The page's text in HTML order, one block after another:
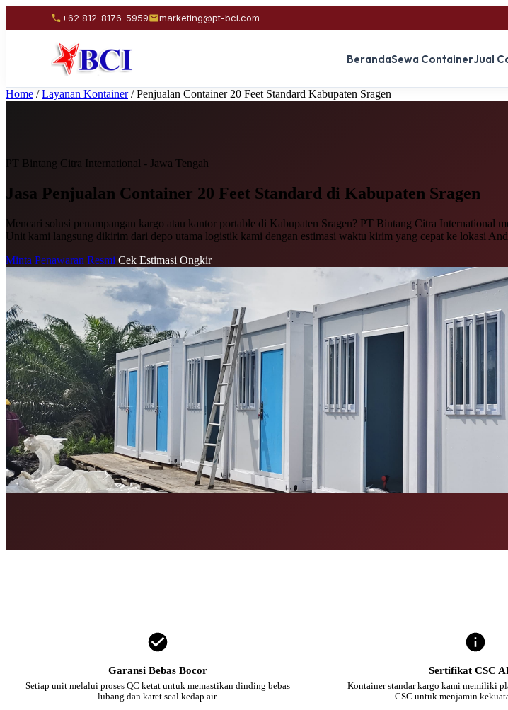
+62 812-8176-5959 marketing@pt-bci.com
BerandaSewa ContainerJual
Home / Layanan Kontainer / Penjualan Container 20 Feet Standard Kabupaten Sragen
PT Bintang Citra International - Jawa Tengah
Jasa Penjualan Container 20 Feet Standard di Kabupaten Sragen
Mencari solusi penampangan kargo atau kantor portable di Kabupaten Sragen? PT Bintang Citra International
Unit kami langsung dikirim dari depo utama logistik kami dengan estimasi waktu kirim yang cepat ke lokasi
Minta Penawaran Resmi Cek Estimasi Ongkir
Garansi Bebas Bocor
Setiap unit melalui proses QC ketat untuk memastikan dinding bebas
lubang dan karet seal kedap air.
Sertifikat CSC
Kontainer standar kargo kami memiliki
CSC untuk menjamin